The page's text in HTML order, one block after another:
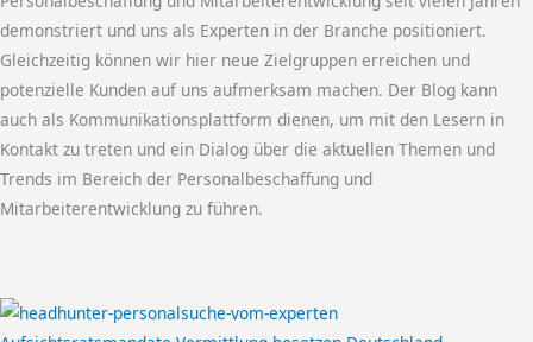
demonstriert und uns als Experten in der Branche positioniert.
Gleichzeitig können wir hier neue Zielgruppen erreichen und
potenzielle Kunden auf uns aufmerksam machen. Der Blog kann
auch als Kommunikationsplattform dienen, um mit den Lesern in
Kontakt zu treten und ein Dialog über die aktuellen Themen und
Trends im Bereich der Personalbeschaffung und
Mitarbeiterentwicklung zu führen.
S S S S S